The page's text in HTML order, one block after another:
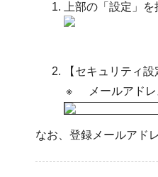
上部の「設定」を
【セキュリティ
※
メールアド
なお、登録メールアド